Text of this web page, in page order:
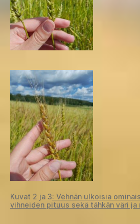
Kuvat 2 ja 3: Vehnän ulkoisia
vihneiden pituus sekä tähkän väri ja